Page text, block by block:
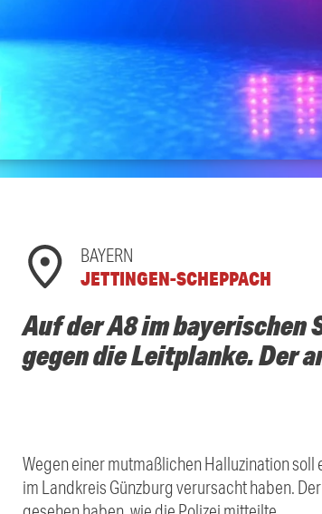
BAYERN
JETTINGEN-SCHEPPACH
Auf der A8 im
gegen die Leitplanke. Der
Wegen einer mutmaßlichen Halluzination
im Landkreis Günzburg verursacht haben.